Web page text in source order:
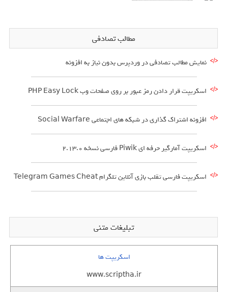
مطالب تصادفی
نمایش مطالب تصادفی در وردپرس بدون نیاز به افزونه
اسکریپت قرار دادن رمز عبور بر روی صفحات وب PHP Easy Lock
افزونه اشتراک گذاری در شبکه های اجتماعی Social Warfare
اسکریپت آمارگیر حرفه ای Piwik فارسی نسخه 2.13.0
اسکریپت فارسی تقلب بازی آنلاین تلگرام Telegram Games Cheat
تبلیغات متنی
اسکریپت ها
www.scriptha.ir